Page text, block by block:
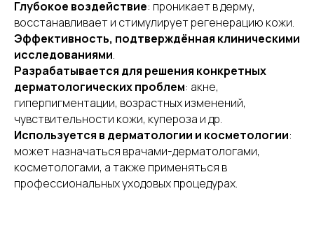
Глубокое воздействие: проникает в дерму,
восстанавливает и стимулирует регенерацию кожи.
Эффективность, подтверждённая клиническими
исследованиями.
Разрабатывается для решения конкретных
дерматологических проблем: акне,
гиперпигментации, возрастных изменений,
чувствительности кожи, купероза и др.
Используется в дерматологии и косметологии:
может назначаться врачами-дерматологами,
косметологами, а также применяться в
профессиональных уходовых процедурах.